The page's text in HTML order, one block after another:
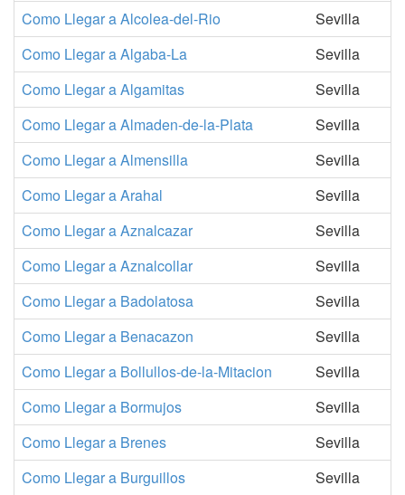
Como Llegar a Alcolea-del-Rio
Sevilla
Como Llegar a Algaba-La
Sevilla
Como Llegar a Algamitas
Sevilla
Como Llegar a Almaden-de-la-Plata
Sevilla
Como Llegar a Almensilla
Sevilla
Como Llegar a Arahal
Sevilla
Como Llegar a Aznalcazar
Sevilla
Como Llegar a Aznalcollar
Sevilla
Como Llegar a Badolatosa
Sevilla
Como Llegar a Benacazon
Sevilla
Como Llegar a Bollullos-de-la-Mitacion
Sevilla
Como Llegar a Bormujos
Sevilla
Como Llegar a Brenes
Sevilla
Como Llegar a Burguillos
Sevilla